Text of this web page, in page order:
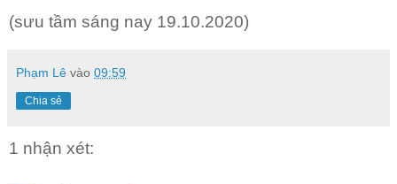
(sưu tầm sáng nay 19.10.2020)
Phạm Lê vào 09:59
Chia sẻ
1 nhận xét: